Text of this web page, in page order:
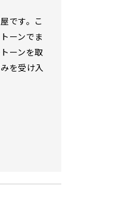
です。こ
ーンでま
ーンを取
を受け入